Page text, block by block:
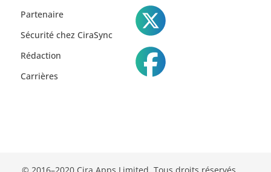
Partenaire
Sécurité chez CiraSync
Rédaction
Carrières